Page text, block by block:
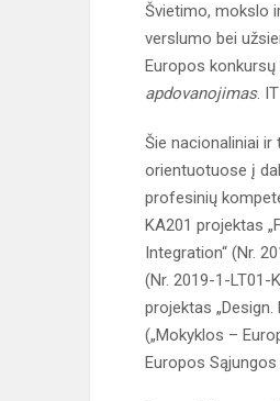
Švietimo, mokslo
verslumo bei
Europos
apdovanojimas.
Šie nacionaliniai
orientuotuose į
profesinių
KA201 projektas
Integration“ (Nr.
(Nr. 2019-1-LT01-
projektas
(„Mokyklos –
Europos